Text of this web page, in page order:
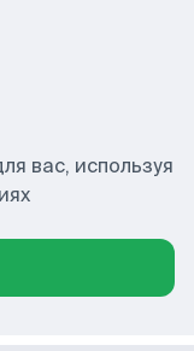
вас, используя